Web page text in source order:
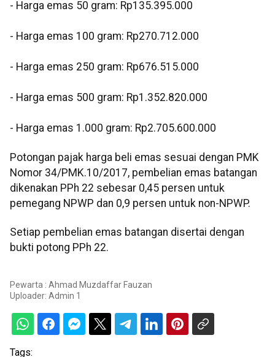
‎- Harga emas 50 gram: Rp135.395.000
‎- Harga emas 100 gram: Rp270.712.000
‎- Harga emas 250 gram: Rp676.515.000
‎- Harga emas 500 gram: Rp1.352.820.000
‎- Harga emas 1.000 gram: Rp2.705.600.000
Potongan pajak harga beli emas sesuai dengan PMK
Nomor 34/PMK.10/2017, pembelian emas batangan
dikenakan PPh 22 sebesar 0,45 persen untuk
pemegang NPWP dan 0,9 persen untuk non-NPWP.
Setiap pembelian emas batangan disertai dengan
bukti potong PPh 22.
Pewarta : Ahmad Muzdaffar Fauzan
Uploader: Admin 1
Tags: